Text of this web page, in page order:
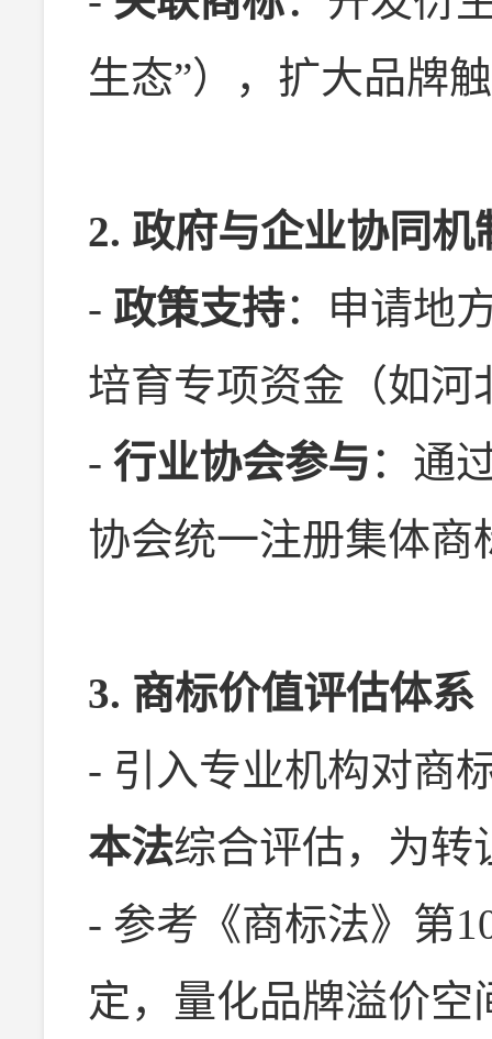
生态”），扩大品牌
2. 政府与企业协同机
- 政策支持：申请地
培育专项资金（如河
- 行业协会参与：通
协会统一注册集体商
3. 商标价值评估体系
- 引入专业机构对商
本法综合评估，为转
- 参考《商标法》第
定，量化品牌溢价空